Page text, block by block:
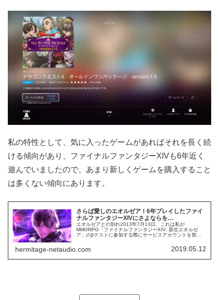
私の特性として、気に入ったゲームがあればそれを長く続
ける傾向があり、ファイナルファンタジーXIVも6年近く
遊んでいましたので、あまり新しくゲームを購入すること
は多くない傾向にあります。
さらば愛しのエオルゼア！6年プレイしたファイ
ナルファンタジーXIVにさよならを…
エオルゼアとの別れ2013年7月13日、これは私が
MMORPG「ファイナルファンタジーXIV: 新生エオルゼ
ア」のβテストに参加する際にサービスアカウントを契約
hermitage-netaudio.com 2019.05.12